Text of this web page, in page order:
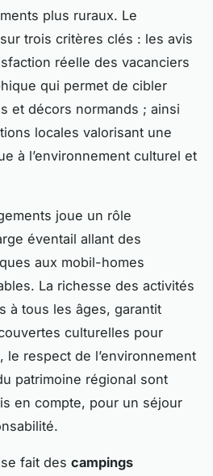
plus ruraux. Le
trois critères clés : les avis
réelle des vacanciers
qui permet de cibler
et décors normands ; ainsi
locales valorisant une
à l’environnement culturel et
joue un rôle
éventail allant des
aux mobil-homes
La richesse des activités
à tous les âges, garantit
culturelles pour
le respect de l’environnement
patrimoine régional sont
en compte, pour un séjour
fait des campings